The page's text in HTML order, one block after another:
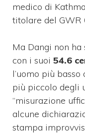
medico di
titolare del GWR
Ma Dangi non
con i suoi 54.6
l’uomo più basso
più piccolo degli
“misurazione
alcune
stampa